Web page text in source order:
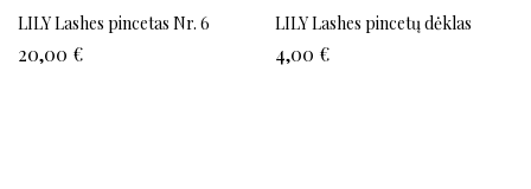
LILY Lashes pincetas Nr. 6
20,00 €
LILY Lashes pincetų dėklas
4,00 €